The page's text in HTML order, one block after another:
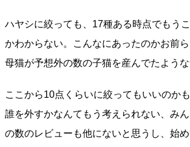
ハヤシに絞っても、17種ある時点でもう
かわからない。こんなにあったのかお前
母猫が予想外の数の子猫を産んでたような
ここから10点くらいに絞ってもいいのか
誰を外すかなんてもう考えられない、み
の数のレビューも他にないと思うし、始